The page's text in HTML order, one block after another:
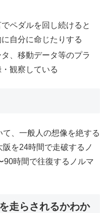
ペダルを回し続けると
自分に命じたりする
、移動データ等のプラ
観察している
、一般人の想像を絶する
を24時間で走破するノ
90時間で往復するノルマ
走らされるかわか